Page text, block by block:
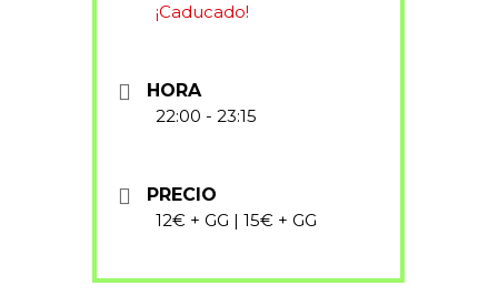
¡Caducado!
HORA
22:00 - 23:15
PRECIO
12€ + GG | 15€ + GG